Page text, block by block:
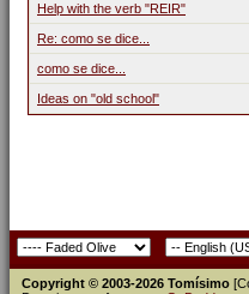
Help with the verb "REIR"
Re: como se dice...
como se dice...
Ideas on "old school"
Copyright © 2003-2026 Tomísimo